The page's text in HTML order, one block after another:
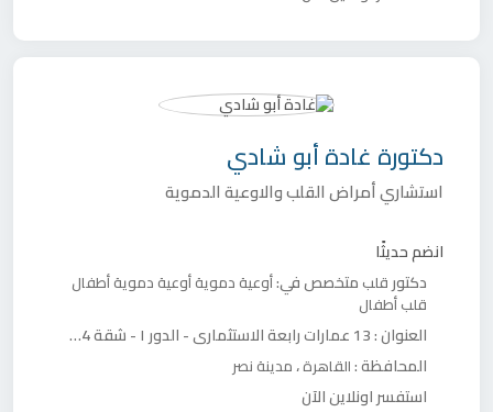
دكتورة غادة أبو شادي
استشاري أمراض القلب والاوعية الدموية
انضم حديثًا
دكتور قلب متخصص في:أوعية دمويةأوعية دموية أطفال
قلب أطفال
العنوان :13 عمارات رابعة الاستثماري - الدور ١ - شقة 14 - فوق هواش لمستلزمات المطابخ، ميدان الساعة
المحافظة :القاهرة،مدينة نصر
استفسر اونلاين الآن